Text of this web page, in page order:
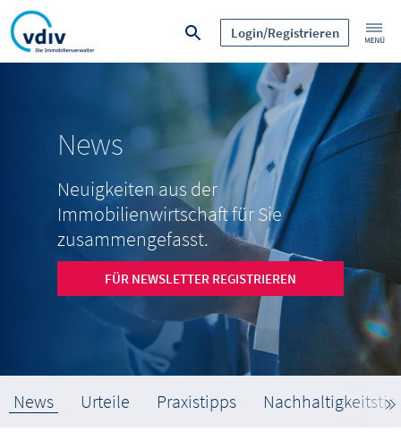
Login/Registrieren
News
Neuigkeiten aus der
Immobilienwirtschaft für Sie
zusammengefasst.
FÜR NEWSLETTER REGISTRIEREN
News Urteile Praxistipps